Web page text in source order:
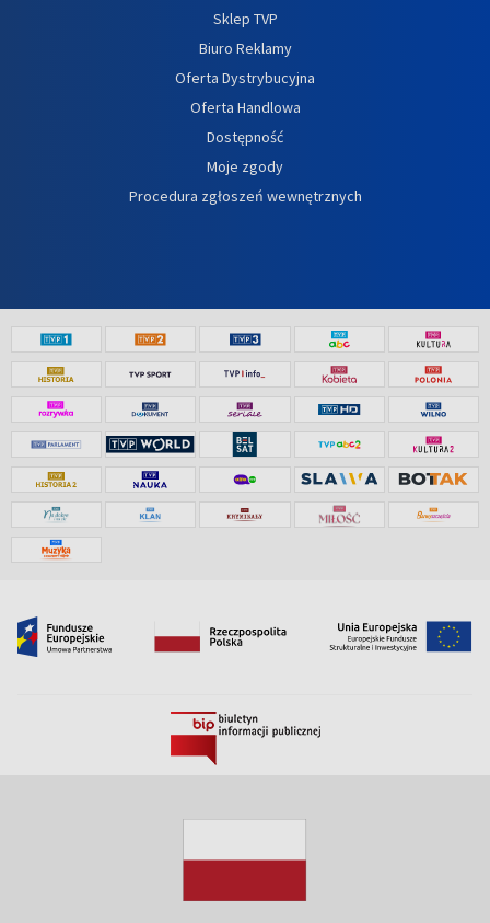
Sklep TVP
Biuro Reklamy
Oferta Dystrybucyjna
Oferta Handlowa
Dostępność
Moje zgody
Procedura zgłoszeń wewnętrznych